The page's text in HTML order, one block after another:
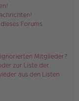
Forums
Mitglieder?
zur Liste der
aus den Listen